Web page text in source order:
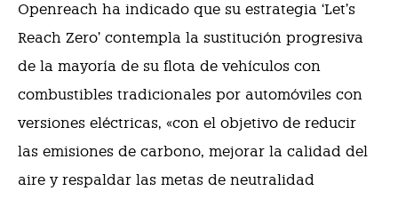
Openreach ha indicado que su estrategia ‘Let’s
Reach Zero’ contempla la sustitución progresiva
de la mayoría de su flota de vehículos con
combustibles tradicionales por automóviles con
versiones eléctricas, «con el objetivo de reducir
las emisiones de carbono, mejorar la calidad del
aire y respaldar las metas de neutralidad